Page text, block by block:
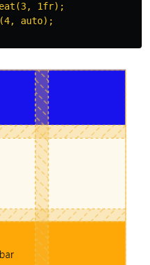
1fr);
auto);